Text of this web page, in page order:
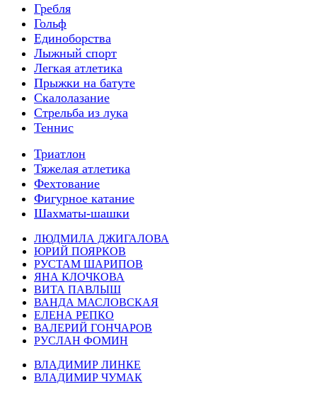
Гребля
Гольф
Единоборства
Лыжный спорт
Легкая атлетика
Прыжки на батуте
Скалолазание
Стрельба из лука
Теннис
Триатлон
Тяжелая атлетика
Фехтование
Фигурное катание
Шахматы-шашки
ЛЮДМИЛА ДЖИГАЛОВА
ЮРИЙ ПОЯРКОВ
РУСТАМ ШАРИПОВ
ЯНА КЛОЧКОВА
ВИТА ПАВЛЫШ
ВАНДА МАСЛОВСКАЯ
ЕЛЕНА РЕПКО
ВАЛЕРИЙ ГОНЧАРОВ
РУСЛАН ФОМИН
ВЛАДИМИР ЛИНКЕ
ВЛАДИМИР ЧУМАК